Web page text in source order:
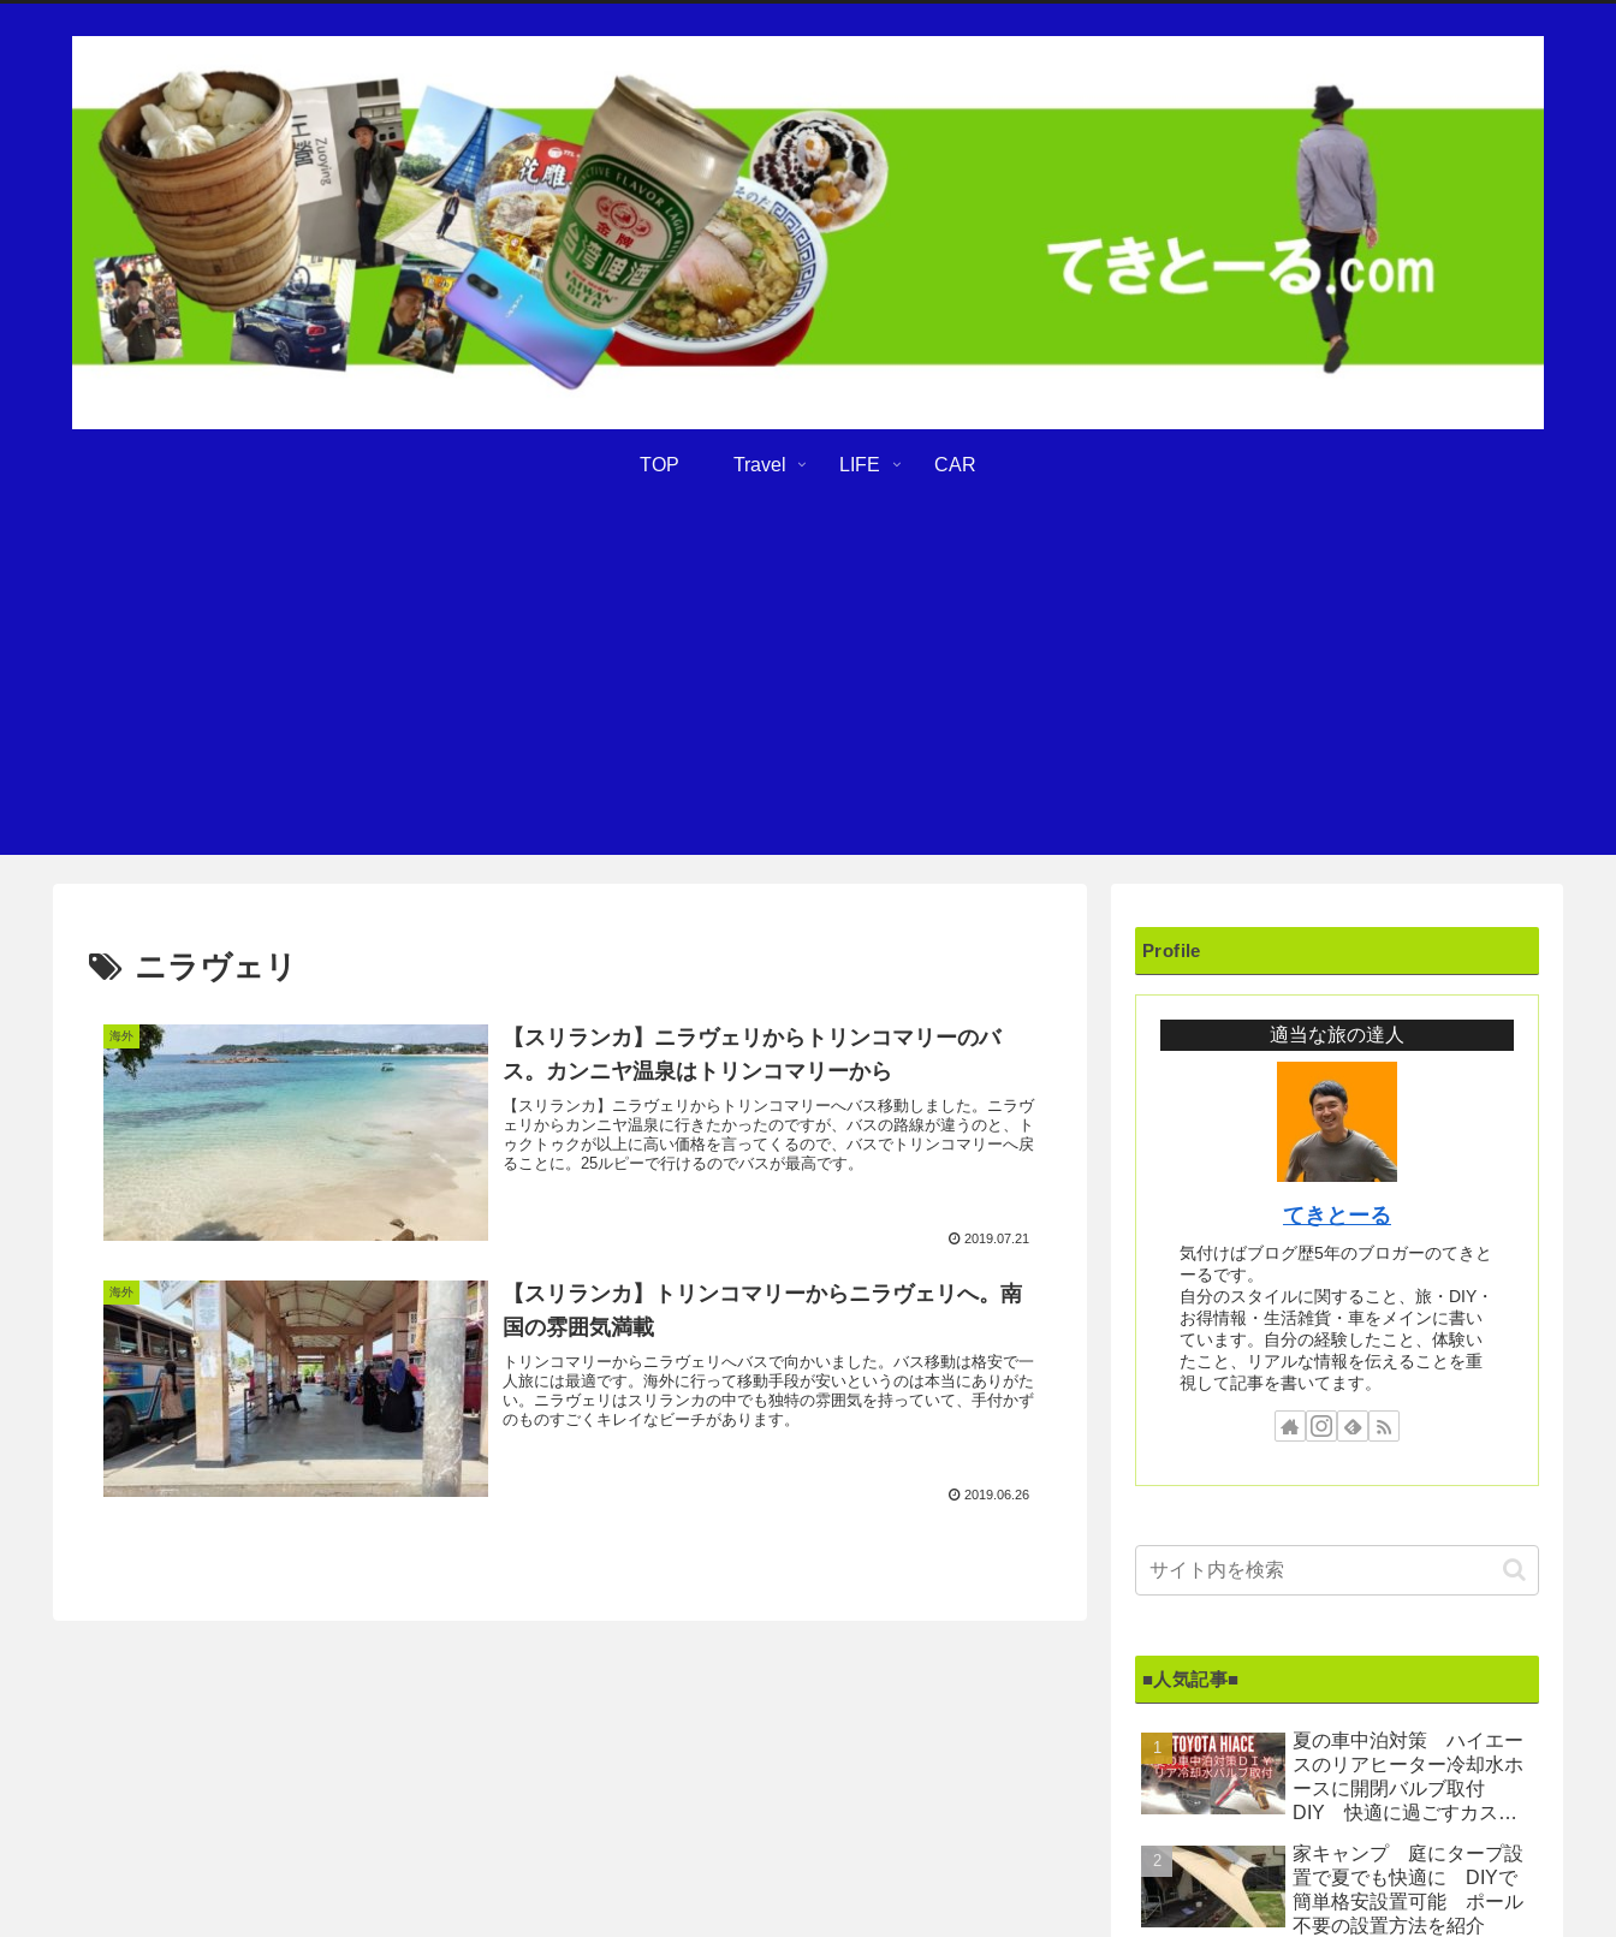
TOP Travel LIFE CAR
ニラヴェリ
海外
【スリランカ】ニラヴェリからトリンコマリーのバ
ス。カンニヤ温泉はトリンコマリーから
【スリランカ】ニラヴェリからトリンコマリーへバス移動しました。ニラヴ
ェリからカンニヤ温泉に行きたかったのですが、バスの路線が違うのと、ト
ゥクトゥクが以上に高い価格を言ってくるので、バスでトリンコマリーへ戻
ることに。25ルピーで行けるのでバスが最高です。
2019.07.21
海外
【スリランカ】トリンコマリーからニラヴェリへ。南
国の雰囲気満載
トリンコマリーからニラヴェリへバスで向かいました。バス移動は格安で一
人旅には最適です。海外に行って移動手段が安いというのは本当にありがた
い。ニラヴェリはスリランカの中でも独特の雰囲気を持っていて、手付かず
のものすごくキレイなビーチがあります。
2019.06.26
Profile
適当な旅の達人
てきとーる
気付けばブログ歴5年のブロガーのてきと
ーるです。
自分のスタイルに関すること、旅・DIY・
お得情報・生活雑貨・車をメインに書い
ています。自分の経験したこと、体験い
たこと、リアルな情報を伝えることを重
視して記事を書いてます。
■人気記事■
夏の車中泊対策 ハイエー
スのリアヒーター冷却水ホ
ースに開閉バルブ取付
DIY 快適に過ごすカスタ
家キャンプ 庭にタープ設
置で夏でも快適に DIYで
簡単格安設置可能 ポール
不要の設置方法を紹介